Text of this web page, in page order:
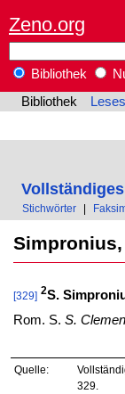
Zeno.org
Bibliothek
Bibliothek
Stichwörter |
Simpronius,
[329] 2S.
Rom. S. S.
Quelle:
329.